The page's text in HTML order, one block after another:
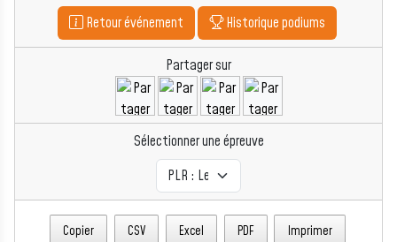
Retour événement Historique podiums
Partager sur
Sélectionner une épreuve
Copier CSV Excel PDF Imprimer